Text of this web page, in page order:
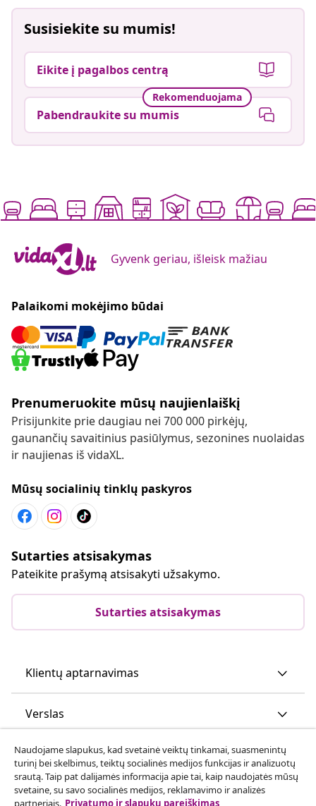
Susisiekite su mumis!
Eikite į pagalbos centrą
Rekomenduojama
Pabendraukite su mumis
Gyvenk geriau, išleisk mažiau
Palaikomi mokėjimo būdai
Prenumeruokite mūsų naujienlaiškį
Prisijunkite prie daugiau nei 700 000 pirkėjų,
gaunančių savaitinius pasiūlymus, sezonines nuolaidas
ir naujienas iš vidaXL.
Mūsų socialinių tinklų paskyros
Sutarties atsisakymas
Pateikite prašymą atsisakyti užsakymo.
Sutarties atsisakymas
Klientų aptarnavimas
Verslas
vidaXL
Atraskite daugiau
Naudojame slapukus, kad svetainė veiktų tinkamai, suasmenintų
turinį bei skelbimus, teiktų socialinės medijos funkcijas ir analizuotų
srautą. Taip pat dalijamės informacija apie tai, kaip naudojatės mūsų
svetaine, su savo socialinės medijos, reklamavimo ir analizės
partneriais. Privatumo ir slapukų pareiškimas